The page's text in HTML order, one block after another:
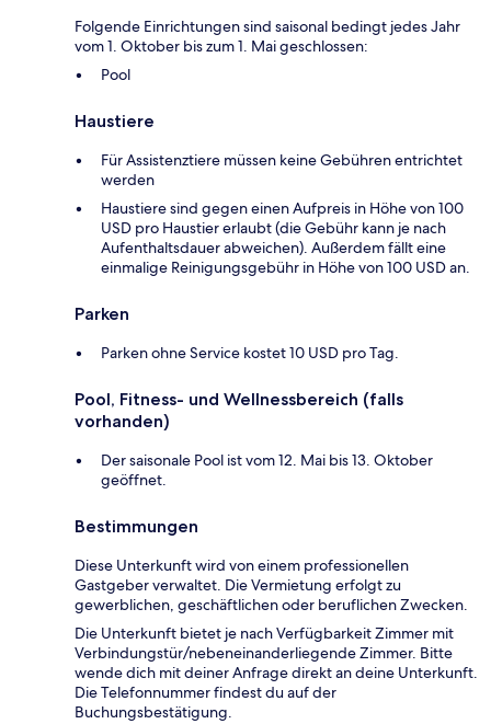
Folgende Einrichtungen sind saisonal bedingt jedes Jahr
vom 1. Oktober bis zum 1. Mai geschlossen:
Pool
Haustiere
Für Assistenztiere müssen keine Gebühren entrichtet
werden
Haustiere sind gegen einen Aufpreis in Höhe von 100
USD pro Haustier erlaubt (die Gebühr kann je nach
Aufenthaltsdauer abweichen). Außerdem fällt eine
einmalige Reinigungsgebühr in Höhe von 100 USD an.
Parken
Parken ohne Service kostet 10 USD pro Tag.
Pool, Fitness- und Wellnessbereich (falls
vorhanden)
Der saisonale Pool ist vom 12. Mai bis 13. Oktober
geöffnet.
Bestimmungen
Diese Unterkunft wird von einem professionellen
Gastgeber verwaltet. Die Vermietung erfolgt zu
gewerblichen, geschäftlichen oder beruflichen Zwecken.
Die Unterkunft bietet je nach Verfügbarkeit Zimmer mit
Verbindungstür/nebeneinanderliegende Zimmer. Bitte
wende dich mit deiner Anfrage direkt an deine Unterkunft.
Die Telefonnummer findest du auf der
Buchungsbestätigung.